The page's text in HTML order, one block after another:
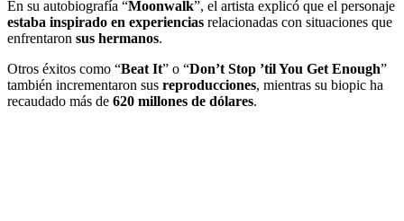
En su autobiografía “Moonwalk”, el artista explicó que el personaje
estaba inspirado en experiencias relacionadas con situaciones que
enfrentaron sus hermanos.
Otros éxitos como “Beat It” o “Don’t Stop ’til You Get Enough”
también incrementaron sus reproducciones, mientras su biopic ha
recaudado más de 620 millones de dólares.